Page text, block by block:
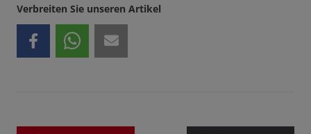
Verbreiten Sie unseren Artikel